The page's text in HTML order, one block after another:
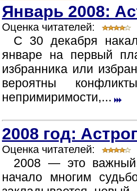
Январь 2008:
Оценка читателей:
С 30 декабря
январе на первый
избранника или
вероятны
непримиримости,...
2008 год:
Оценка читателей:
2008 — это
начало многим